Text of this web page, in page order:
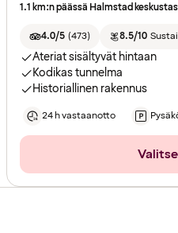
1.1 km:n päässä Halmstad
4.0/5 (473) 8.5/10
Ateriat sisältyvät hintaan
Kodikas tunnelma
Historiallinen rakennus
24 h vastaanotto